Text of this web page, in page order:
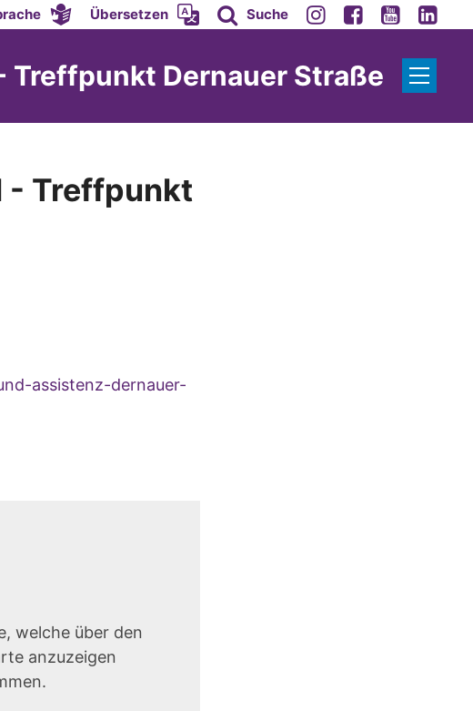
Übersetzen Suche
Treffpunkt Dernauer Straße
- Treffpunkt
assistenz-dernauer-
welche über den
anzuzeigen